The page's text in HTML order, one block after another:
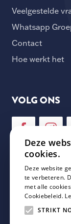
Veelgestelde
Whatsapp
Contact
Hoe werkt het
VOLG ONS
Schrijf je in voor
update van Plaza
Deze
cookies.
Deze website
te verbeteren.
met alle
Cookiebeleid.
STRIKT